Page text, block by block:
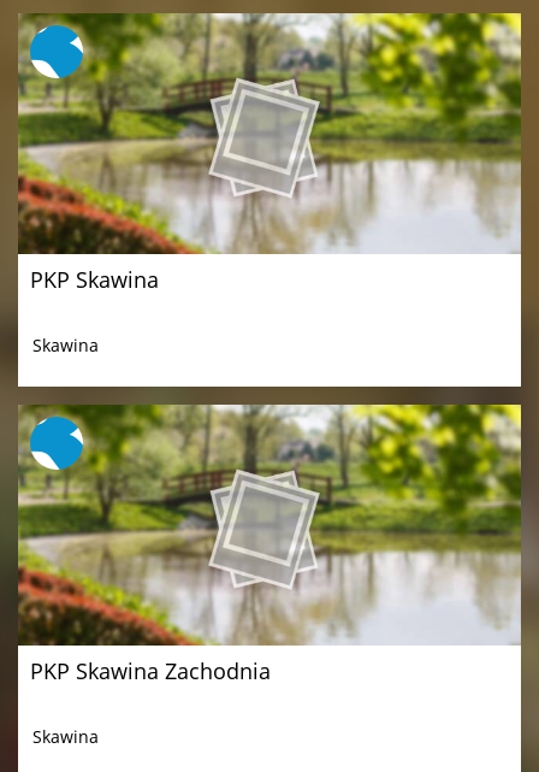
PKP Skawina
Skawina
PKP Skawina Zachodnia
Skawina